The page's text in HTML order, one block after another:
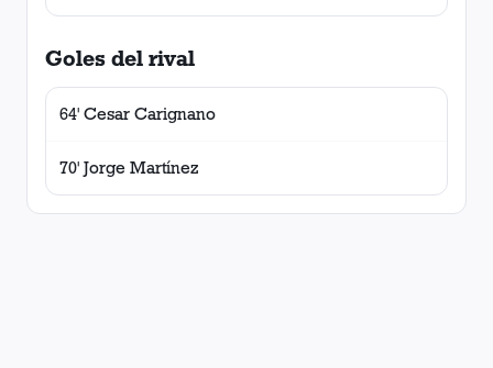
Goles del rival
64' Cesar Carignano
70' Jorge Martínez